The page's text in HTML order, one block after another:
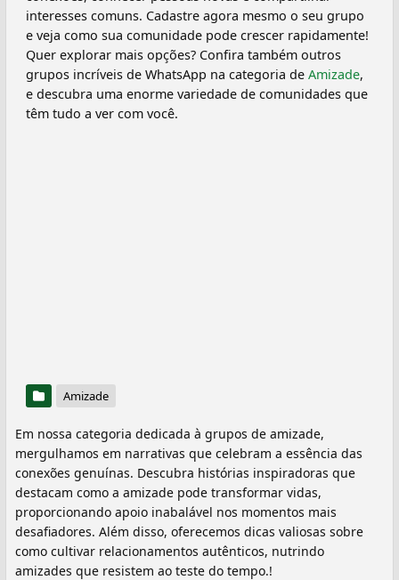
interesses comuns. Cadastre agora mesmo o seu grupo
e veja como sua comunidade pode crescer rapidamente!
Quer explorar mais opções? Confira também outros
grupos incríveis de WhatsApp na categoria de Amizade,
e descubra uma enorme variedade de comunidades que
têm tudo a ver com você.
Amizade
Em nossa categoria dedicada à grupos de amizade,
mergulhamos em narrativas que celebram a essência das
conexões genuínas. Descubra histórias inspiradoras que
destacam como a amizade pode transformar vidas,
proporcionando apoio inabalável nos momentos mais
desafiadores. Além disso, oferecemos dicas valiosas sobre
como cultivar relacionamentos autênticos, nutrindo
amizades que resistem ao teste do tempo.!